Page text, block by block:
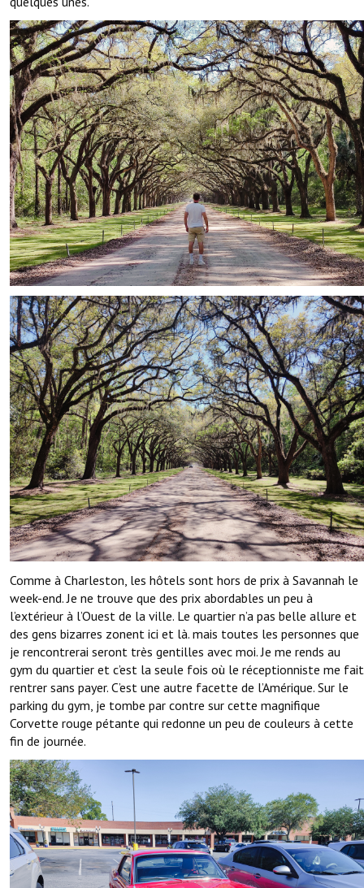
Comme à Charleston, les hôtels sont hors de prix à Savannah le
week-end. Je ne trouve que des prix abordables un peu à
l’extérieur à l’Ouest de la ville. Le quartier n’a pas belle allure et
des gens bizarres zonent ici et là. mais toutes les personnes que
je rencontrerai seront très gentilles avec moi. Je me rends au
gym du quartier et c’est la seule fois où le réceptionniste me fait
rentrer sans payer. C’est une autre facette de l’Amérique. Sur le
parking du gym, je tombe par contre sur cette magnifique
Corvette rouge pétante qui redonne un peu de couleurs à cette
fin de journée.